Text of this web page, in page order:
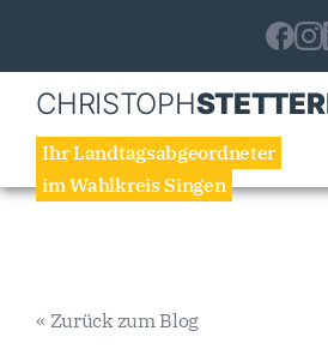
CHRISTOPHSTETTER
Ihr Landtagsabgeordneter
im Wahlkreis Singen
« Zurück zum Blog